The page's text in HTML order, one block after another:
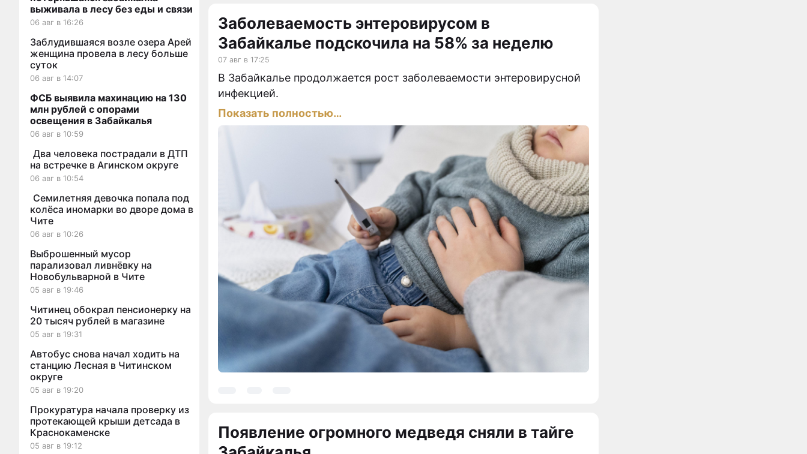
выживала в лесу без еды и связи
06 авг в 16:26
Заблудившаяся возле озера Арей
женщина провела в лесу больше
суток
06 авг в 14:07
ФСБ выявила махинацию на 130
млн рублей с опорами
освещения в Забайкалья
06 авг в 10:59
Два человека пострадали в ДТП
на встречке в Агинском округе
06 авг в 10:54
Семилетняя девочка попала под
колёса иномарки во дворе дома в
Чите
06 авг в 10:26
Выброшенный мусор
парализовал ливнёвку на
Новобульварной в Чите
05 авг в 19:46
Читинец обокрал пенсионерку на
20 тысяч рублей в магазине
05 авг в 19:31
Автобус снова начал ходить на
станцию Лесная в Читинском
округе
05 авг в 19:20
Прокуратура начала проверку из
протекающей крыши детсада в
Краснокаменске
05 авг в 19:12
Заболеваемость энтеровирусом в
Забайкалье подскочила на 58% за неделю
07 авг в 17:25
В Забайкалье продолжается рост заболеваемости энтеровирусной
инфекцией.
Показать полностью…
Появление огромного медведя сняли в тайге